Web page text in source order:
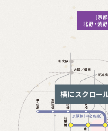
横にスクロー